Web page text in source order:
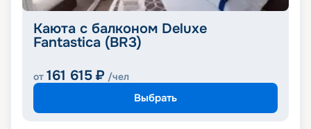
Каюта с балконом Deluxe
Fantastica (BR3)
от 161 615 ₽ /чел
Выбрать